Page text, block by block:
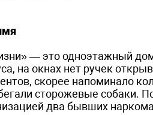
— это одноэтажный
на окнах нет ручек
скорее напоминало
сторожевые собаки.
два бывших